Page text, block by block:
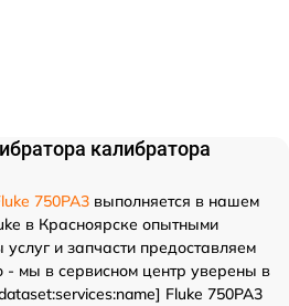
калибратора
750PA3 выполняется в нашем
в Красноярске опытными
и запчасти предоставляем
мы в сервисном центр уверены в
Fluke 750PA3